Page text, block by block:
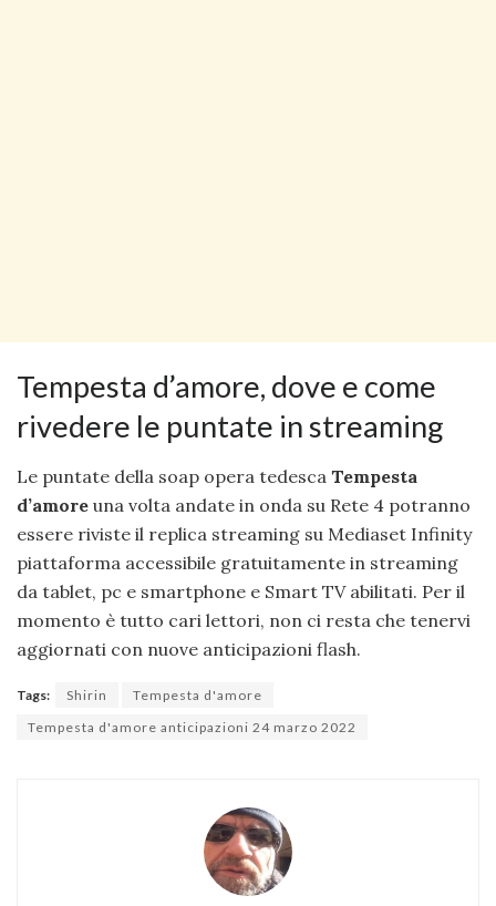
Tempesta d’amore, dove e come
rivedere le puntate in streaming
Le puntate della soap opera tedesca Tempesta
d’amore una volta andate in onda su Rete 4 potranno
essere riviste il replica streaming su Mediaset Infinity
piattaforma accessibile gratuitamente in streaming
da tablet, pc e smartphone e Smart TV abilitati. Per il
momento è tutto cari lettori, non ci resta che tenervi
aggiornati con nuove anticipazioni flash.
Tags: Shirin
Tempesta d'amore
Tempesta d'amore anticipazioni 24 marzo 2022